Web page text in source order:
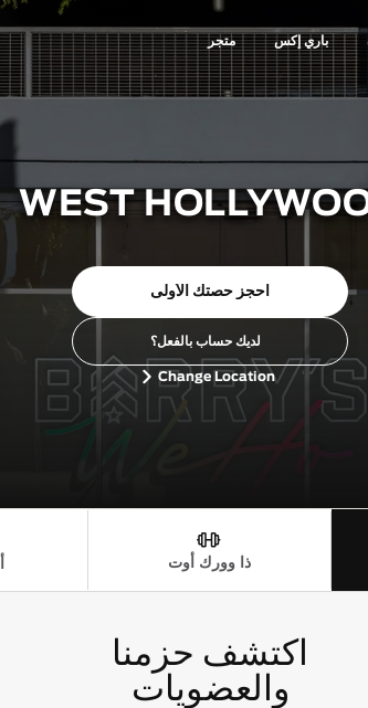
باري إكس متجر
WEST
احجز حصتك الأولى
لديك حساب بالفعل؟
Change Location
ذا وورك أوت
اكتشف حزمنا
والعضويات